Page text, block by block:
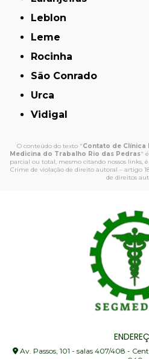
Leblon
Leme
Rocinha
São Conrado
Urca
Vidigal
O conteúdo do texto "Contato de Clínica
Medicina do Trabalho Rio das Pedras"
parcial ou total, mesmo citando nossos links,
Crime de violação de direito autoral – artigo
de direitos
Av. Passos, 101 - salas 407/408 -